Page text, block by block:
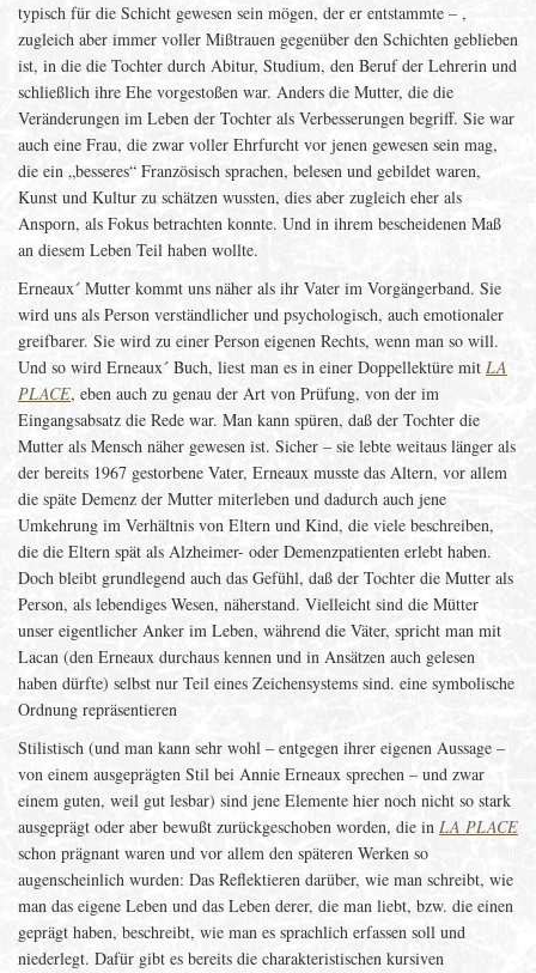
typisch für die Schicht gewesen sein mögen, der er entstammte – ,
zugleich aber immer voller Mißtrauen gegenüber den Schichten geblieben
ist, in die die Tochter durch Abitur, Studium, den Beruf der Lehrerin und
schließlich ihre Ehe vorgestoßen war. Anders die Mutter, die die
Veränderungen im Leben der Tochter als Verbesserungen begriff. Sie war
auch eine Frau, die zwar voller Ehrfurcht vor jenen gewesen sein mag,
die ein „besseres“ Französisch sprachen, belesen und gebildet waren,
Kunst und Kultur zu schätzen wussten, dies aber zugleich eher als
Ansporn, als Fokus betrachten konnte. Und in ihrem bescheidenen Maß
an diesem Leben Teil haben wollte.
Erneaux´ Mutter kommt uns näher als ihr Vater im Vorgängerband. Sie
wird uns als Person verständlicher und psychologisch, auch emotionaler
greifbarer. Sie wird zu einer Person eigenen Rechts, wenn man so will.
Und so wird Erneaux´ Buch, liest man es in einer Doppellektüre mit LA
PLACE, eben auch zu genau der Art von Prüfung, von der im
Eingangsabsatz die Rede war. Man kann spüren, daß der Tochter die
Mutter als Mensch näher gewesen ist. Sicher – sie lebte weitaus länger als
der bereits 1967 gestorbene Vater, Erneaux musste das Altern, vor allem
die späte Demenz der Mutter miterleben und dadurch auch jene
Umkehrung im Verhältnis von Eltern und Kind, die viele beschreiben,
die die Eltern spät als Alzheimer- oder Demenzpatienten erlebt haben.
Doch bleibt grundlegend auch das Gefühl, daß der Tochter die Mutter als
Person, als lebendiges Wesen, näherstand. Vielleicht sind die Mütter
unser eigentlicher Anker im Leben, während die Väter, spricht man mit
Lacan (den Erneaux durchaus kennen und in Ansätzen auch gelesen
haben dürfte) selbst nur Teil eines Zeichensystems sind. eine symbolische
Ordnung repräsentieren
Stilistisch (und man kann sehr wohl – entgegen ihrer eigenen Aussage –
von einem ausgeprägten Stil bei Annie Erneaux sprechen – und zwar
einem guten, weil gut lesbar) sind jene Elemente hier noch nicht so stark
ausgeprägt oder aber bewußt zurückgeschoben worden, die in LA PLACE
schon prägnant waren und vor allem den späteren Werken so
augenscheinlich wurden: Das Reflektieren darüber, wie man schreibt, wie
man das eigene Leben und das Leben derer, die man liebt, bzw. die einen
geprägt haben, beschreibt, wie man es sprachlich erfassen soll und
niederlegt. Dafür gibt es bereits die charakteristischen kursiven